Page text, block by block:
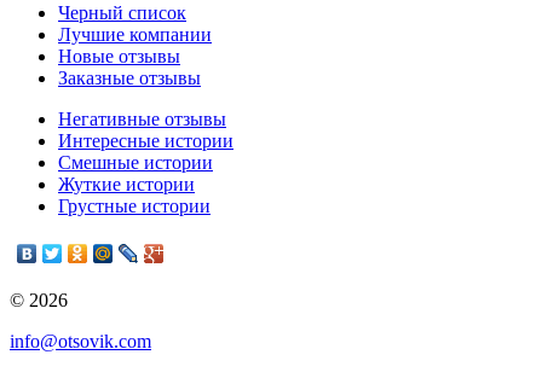
Черный список
Лучшие компании
Новые отзывы
Заказные отзывы
Негативные отзывы
Интересные истории
Смешные истории
Жуткие истории
Грустные истории
© 2026
info@otsovik.com